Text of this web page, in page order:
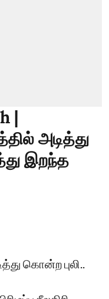
|
அடித்து
இறந்த
கொன்ற புலி..